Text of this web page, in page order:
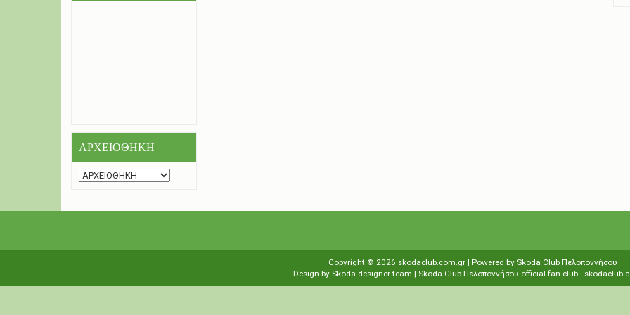
ΑΡΧΕΙΟΘΗΚΗ
Copyright © 2026 skodaclub.com.gr | Powered by Skoda Club Πελοποννήσου
Design by Skoda designer team | Skoda Club Πελοποννήσου οfficial fan club -